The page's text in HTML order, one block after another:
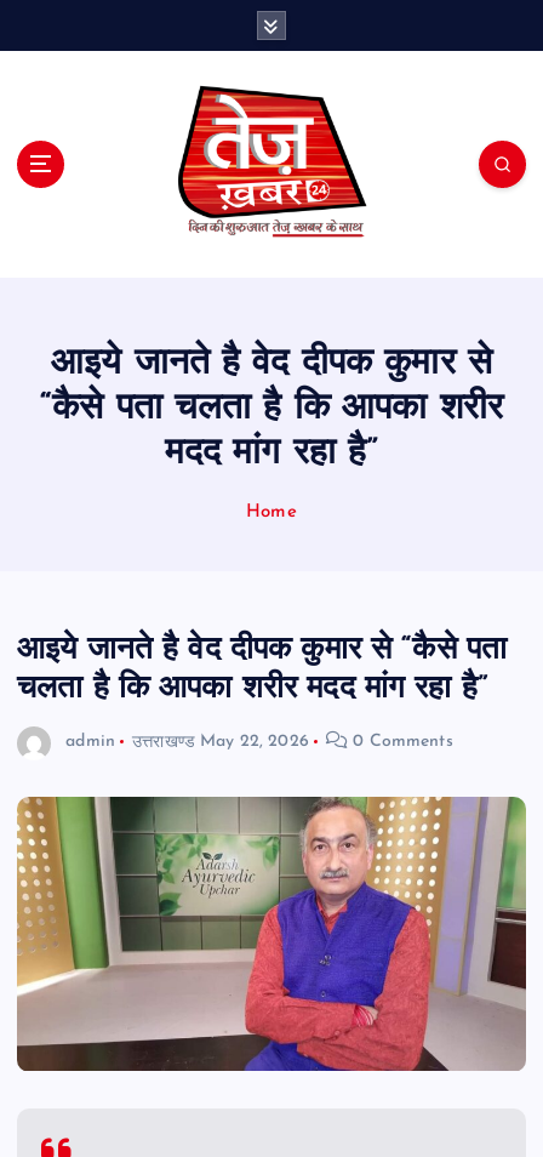
आइये जानते है वेद दीपक कुमार से
“कैसे पता चलता है कि आपका शरीर
मदद मांग रहा है”
Home
आइये जानते है वेद दीपक कुमार से “कैसे पता
चलता है कि आपका शरीर मदद मांग रहा है”
admin उत्तराखण्ड May 22, 2026 0 Comments